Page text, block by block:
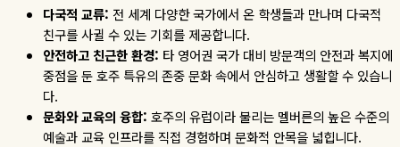
다국적 교류: 전 세계 다양한 국가에서 온 학생들과 만나며 다국적
친구를 사귈 수 있는 기회를 제공합니다.
안전하고 친근한환경: 타 영어권 국가 대비 방문객의 안전과 복지에
중점을 둔 호주 특유의 존중 문화 속에서 안심하고 생활할 수 있습니
다.
문화와교육의 융합: 호주의 유럽이라 불리는 멜버른의 높은 수준의
예술과 교육 인프라를 직접 경험하며 문화적 안목을 넓힙니다.